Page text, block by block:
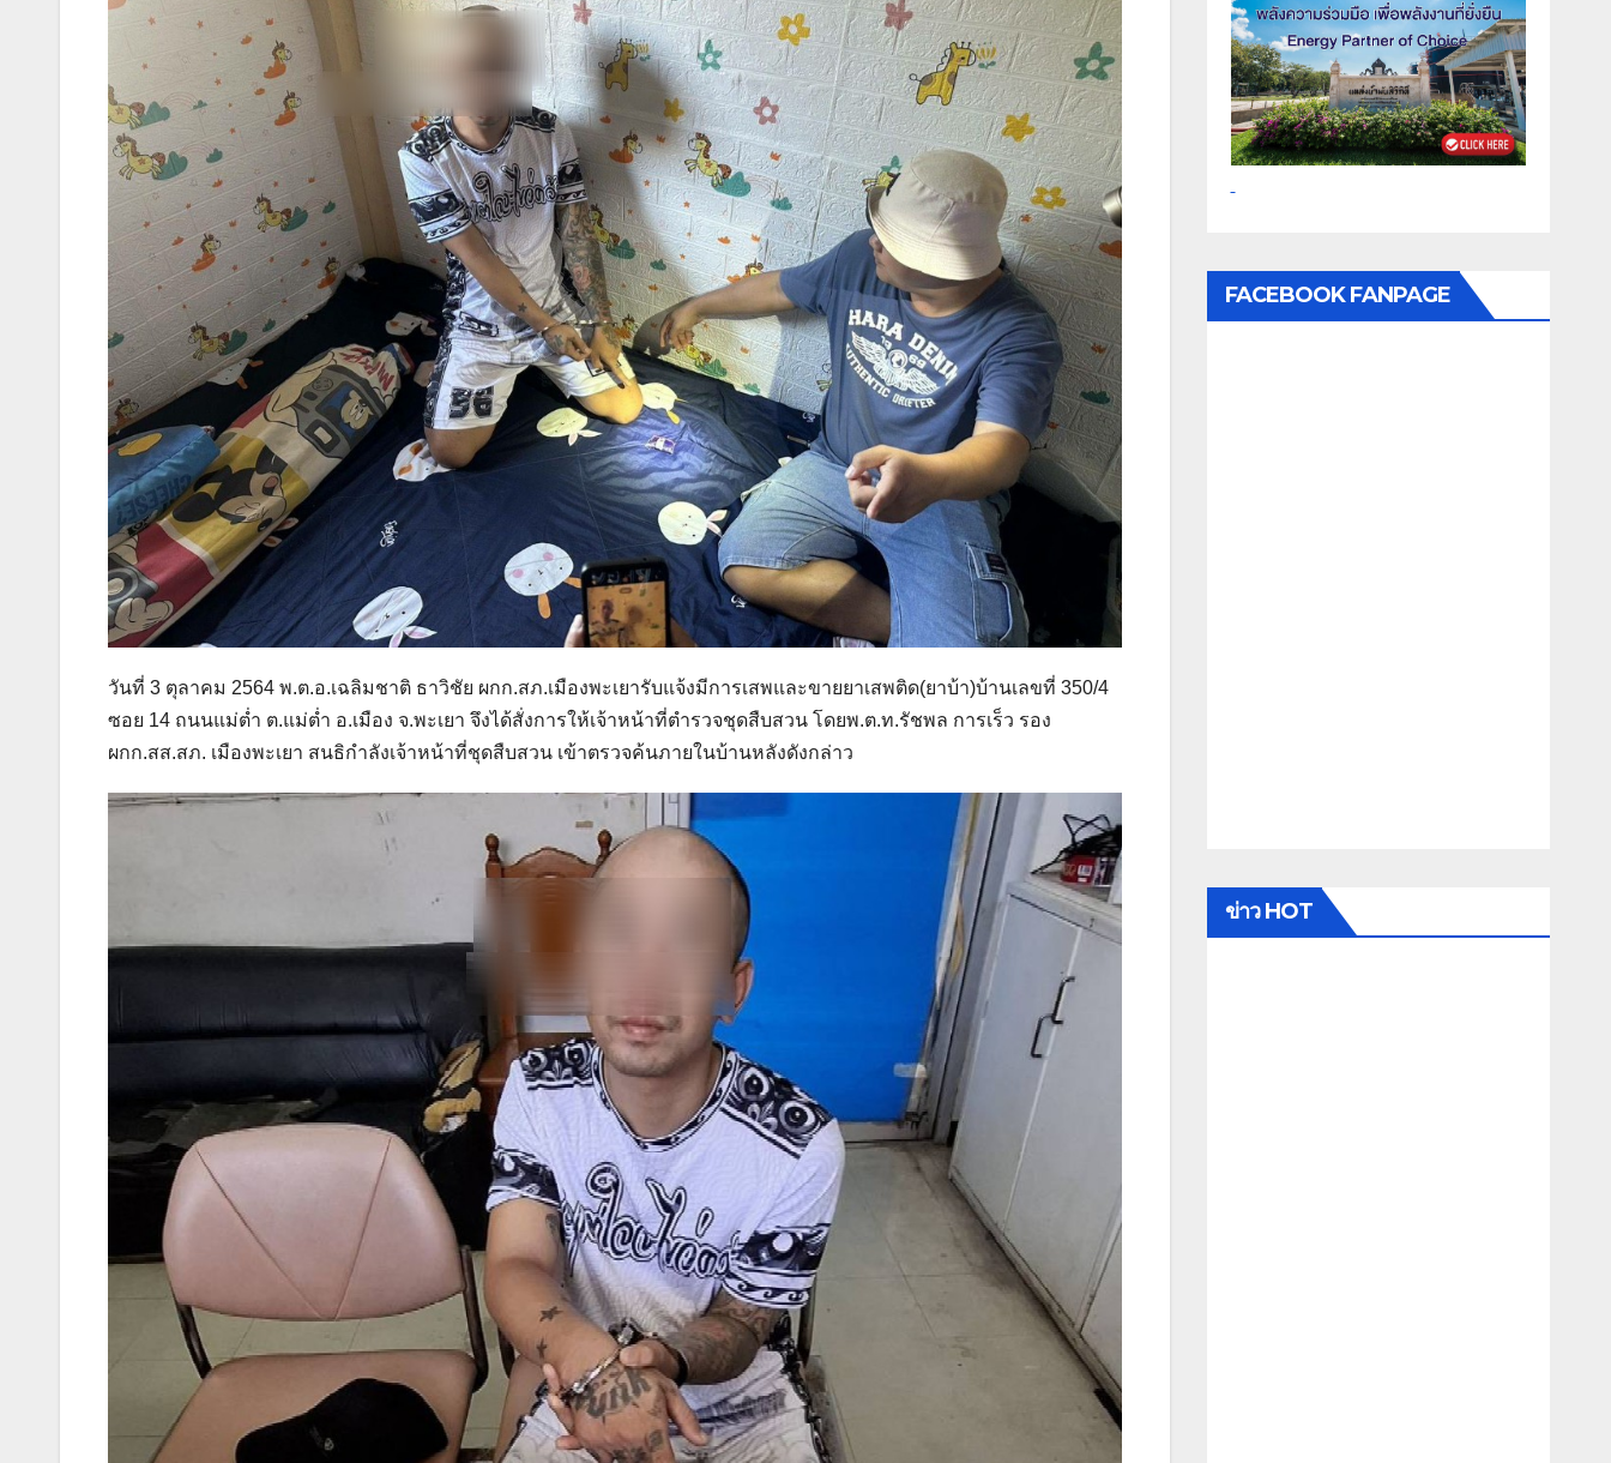
วันที่ 3 ตุลาคม 2564 พ.ต.อ.เฉลิมชาติ ธาวิชัย ผกก.สภ.เมืองพะเยารับแจ้งมีการเสพและขายยาเสพติด(ยาบ้า)บ้านเลขที่ 350/4
ซอย 14 ถนนแม่ต่ำ ต.แม่ต่ำ อ.เมือง จ.พะเยา จึงได้สั่งการให้เจ้าหน้าที่ตำรวจชุดสืบสวน โดยพ.ต.ท.รัชพล การเร็ว รอง
ผกก.สส.สภ. เมืองพะเยา สนธิกำลังเจ้าหน้าที่ชุดสืบสวน เข้าตรวจค้นภายในบ้านหลังดังกล่าว
FACEBOOK FANPAGE
ข่าว HOT